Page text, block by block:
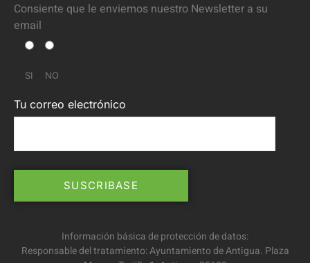
Consiente que le enviemos nuestro Newsletter a su
email
SI NO
Tu correo electrónico
Información básica de protección de datos:
Responsable del tratamiento: Ayuntamiento de Antigua. Plaza